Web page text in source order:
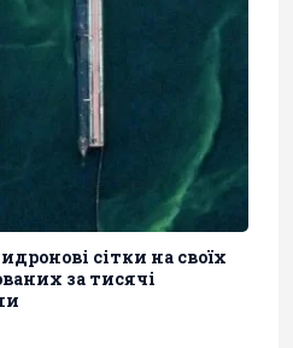
сітки на своїх
за тисячі